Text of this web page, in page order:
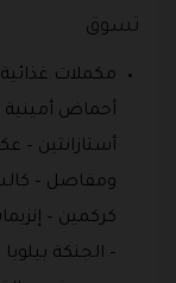
تسوق
أحماض أمينية
أستازانتين –
كركمين –
– الجنكة